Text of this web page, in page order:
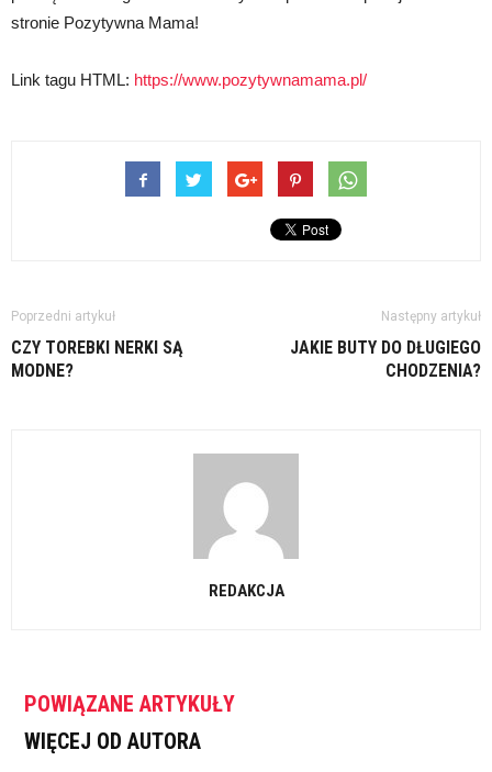
stronie Pozytywna Mama!
Link tagu HTML: https://www.pozytywnamama.pl/
Poprzedni artykuł
CZY TOREBKI NERKI SĄ
MODNE?
Następny artykuł
JAKIE BUTY DO DŁUGIEGO
CHODZENIA?
REDAKCJA
POWIĄZANE ARTYKUŁY
WIĘCEJ OD AUTORA